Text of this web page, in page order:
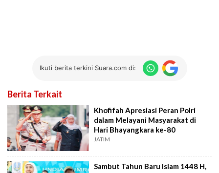
Ikuti berita terkini Suara.com di:
Berita Terkait
Khofifah Apresiasi Peran Polri
dalam Melayani Masyarakat di
Hari Bhayangkara ke-80
JATIM
Sambut Tahun Baru Islam 1448 H,